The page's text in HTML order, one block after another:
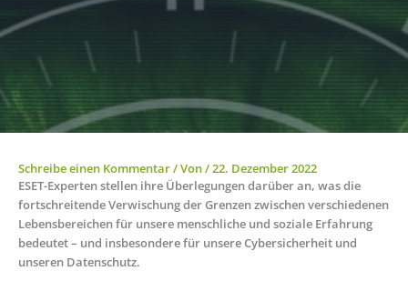
Schreibe einen Kommentar/ Von/22. Dezember 2022
ESET-Experten stellen ihre Überlegungen darüber an, was die
fortschreitende Verwischung der Grenzen zwischen verschiedenen
Lebensbereichen für unsere menschliche und soziale Erfahrung
bedeutet – und insbesondere für unsere Cybersicherheit und
unseren Datenschutz.